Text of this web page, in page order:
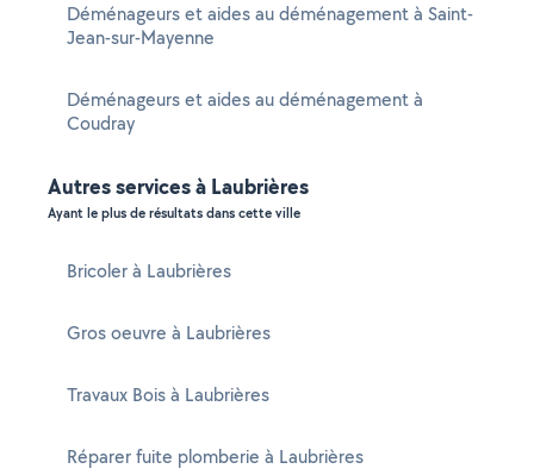
Déménageurs et aides au déménagement à Saint-
Jean-sur-Mayenne
Déménageurs et aides au déménagement à
Coudray
Autres services à Laubrières
Ayant le plus de résultats dans cette ville
Bricoler à Laubrières
Gros oeuvre à Laubrières
Travaux Bois à Laubrières
Réparer fuite plomberie à Laubrières